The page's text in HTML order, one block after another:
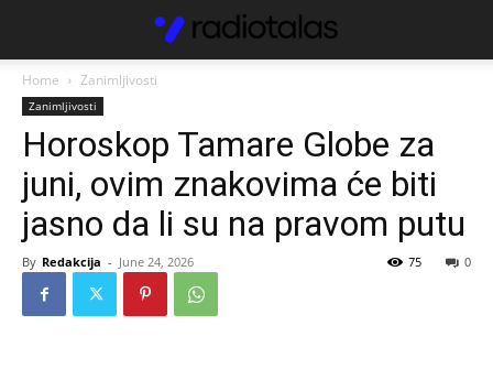
Home Zanimljivosti
Zanimljivosti
Horoskop Tamare Globe za
juni, ovim znakovima će biti
jasno da li su na pravom putu
By Redakcija - June 24, 2026 0
75